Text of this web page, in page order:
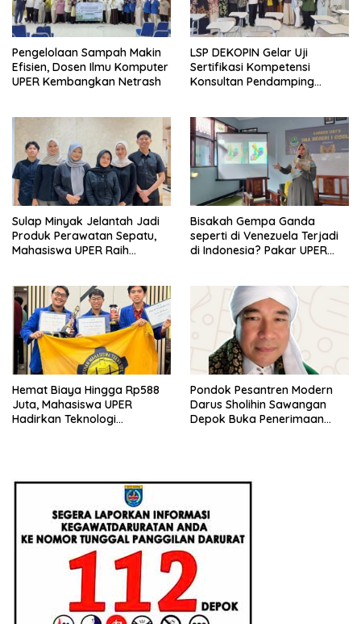
Pengelolaan Sampah Makin
Efisien, Dosen Ilmu Komputer
UPER Kembangkan Netrash
LSP DEKOPIN Gelar Uji
Sertifikasi Kompetensi
Konsultan Pendamping
Sulap Minyak Jelantah Jadi
Produk Perawatan Sepatu,
Mahasiswa UPER Raih
Bisakah Gempa Ganda
seperti di Venezuela Terjadi
di Indonesia? Pakar UPER
Hemat Biaya Hingga Rp588
Juta, Mahasiswa UPER
Hadirkan Teknologi
Pondok Pesantren Modern
Darus Sholihin Sawangan
Depok Buka Penerimaan